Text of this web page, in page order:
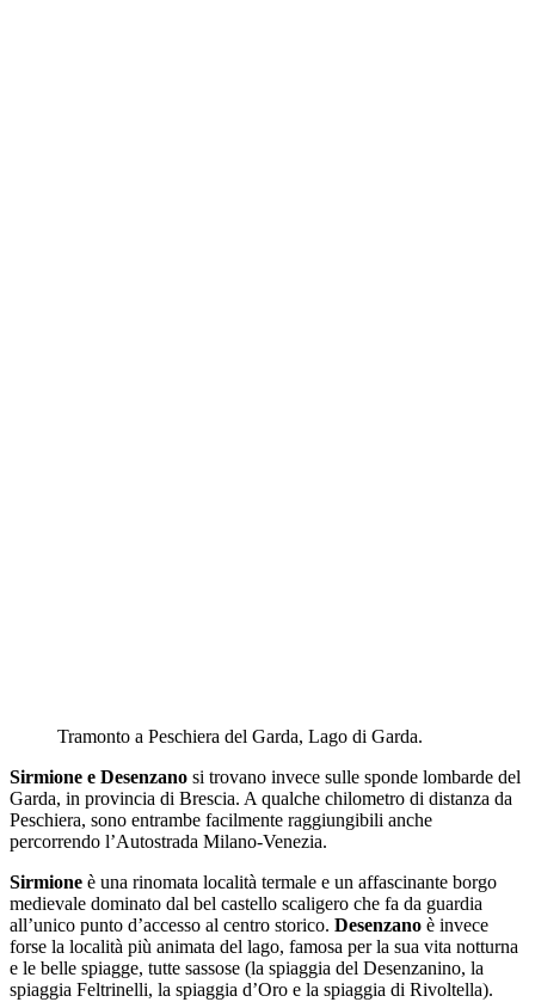
Tramonto a Peschiera del Garda, Lago di Garda.
Sirmione e Desenzano si trovano invece sulle sponde lombarde del
Garda, in provincia di Brescia. A qualche chilometro di distanza da
Peschiera, sono entrambe facilmente raggiungibili anche
percorrendo l’Autostrada Milano-Venezia.
Sirmione è una rinomata località termale e un affascinante borgo
medievale dominato dal bel castello scaligero che fa da guardia
all’unico punto d’accesso al centro storico. Desenzano è invece
forse la località più animata del lago, famosa per la sua vita notturna
e le belle spiagge, tutte sassose (la spiaggia del Desenzanino, la
spiaggia Feltrinelli, la spiaggia d’Oro e la spiaggia di Rivoltella).